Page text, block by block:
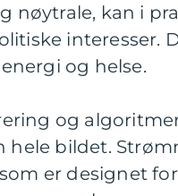
nøytrale, kan i
interesser.
og helse.
og
hele bildet.
er designet